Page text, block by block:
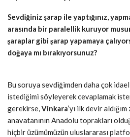
Sevdiğiniz şarap ile yaptığınız,
arasında bir paralellik kuruyor
şaraplar gibi şarap yapamaya
doğaya mı bırakıyorsunuz?
Bu soruya sevdiğimden daha çok
istediğimi söyleyerek cevaplamak
gerekirse,Vinkara’yı ilk devir
anavatanının Anadolu toprakları
hiçbir üzümümüzün uluslararası